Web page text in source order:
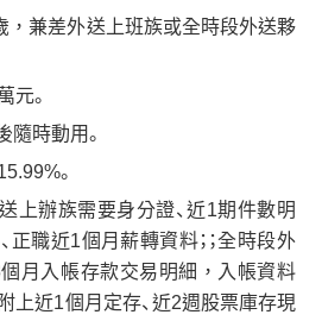
，兼差外送上班族或全時段外送夥
元。
隨時動用。
。
上辦族需要身分證、近1期件數明
正職近1個月薪轉資料；；全時段外
月入帳存款交易明細，入帳資料
上近1個月定存、近2週股票庫存現